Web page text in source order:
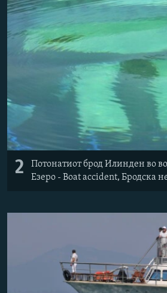
2
Потонатиот брод Илинден во
Езеро - Boat accident, Бродска